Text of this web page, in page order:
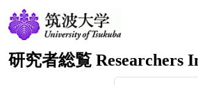
研究者総覧 Researchers